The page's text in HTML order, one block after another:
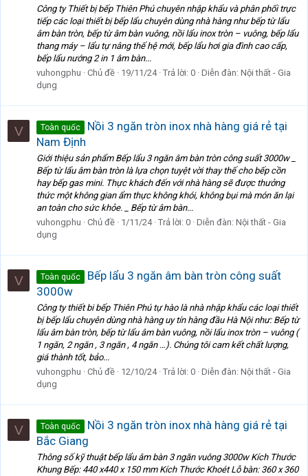
Công ty Thiết bị bếp Thiên Phú chuyên nhập khẩu và phân phối trực
tiếp các loại thiết bị bếp lẩu chuyên dùng nhà hàng như bếp từ lẩu
âm bàn tròn, bếp từ âm bàn vuông, nồi lẩu inox tròn – vuông, bếp lẩu
thang máy – lẩu tự nâng thế hệ mới, bếp lẩu hơi gia đình cao cấp,
bếp lẩu nướng 2 in 1 âm bàn...
vuhongphu
Chủ đề 19/11/24 Trả lời: 0 Diễn đàn: Nội thất - Gia
dụng
V Toàn quốc
Nồi 3 ngăn tròn inox nhà hàng giá rẻ tại
Nam Định
Giới thiệu sản phẩm Bếp lẩu 3 ngăn âm bàn tròn công suất 3000w _
Bếp từ lẩu âm bàn tròn là lựa chọn tuyệt vời thay thế cho bếp cồn
hay bếp gas mini. Thực khách đến với nhà hàng sẽ được thưởng
thức một không gian ẩm thực không khói, không bụi mà món ăn lại
an toàn cho sức khỏe. _ Bếp từ âm bàn...
vuhongphu
Chủ đề 1/11/24 Trả lời: 0 Diễn đàn: Nội thất - Gia
dụng
V Toàn quốc
Bếp lẩu 3 ngăn âm bàn tròn công suất
3000w
Công ty thiết bi bếp Thiên Phú tự hào là nhà nhập khẩu các loại thiết
bị bếp lẩu chuyên dùng nhà hàng uy tín hàng đầu Hà Nội như: Bếp từ
lẩu âm bàn tròn, bếp từ lẩu âm bàn vuông, nồi lẩu inox tròn – vuông (
1 ngăn, 2 ngăn , 3 ngăn , 4 ngăn …). Chúng tôi cam kết chất lượng,
giá thành tốt, bảo...
vuhongphu
Chủ đề 12/10/24 Trả lời: 0 Diễn đàn: Nội thất - Gia
dụng
V Toàn quốc
Nồi 3 ngăn tròn inox nhà hàng giá rẻ tại
Bắc Giang
Thông số kỹ thuật bếp lẩu âm bàn 3 ngăn vuông 3000w Kích Thước
Khung Bếp: 440 x440 x 150 mm Kích Thước Khoét Lỗ bàn: 360 x 360